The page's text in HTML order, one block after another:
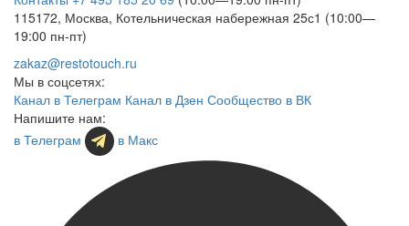
115172, Москва, Котельническая набережная 25с1 (10:00—
19:00 пн-пт)
zakaz@restotouch.ru
Мы в соцсетях:
Канал в Телеграм Канал в Дзен Сообщество в ВК
Напишите нам:
в Телеграм
в Макс